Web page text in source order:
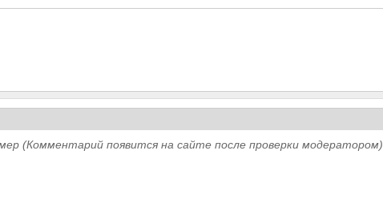
(Комментарий появится на сайте после проверки модератором)